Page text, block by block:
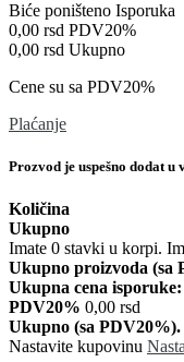
Biće poništeno Isporuka
0,00 rsd PDV20%
0,00 rsd Ukupno
Cene su sa PDV20%
Plaćanje
Prozvod je uspešno dodat u
Količina
Ukupno
Imate 0 stavki u korpi.
Ukupno proizvoda (sa
Ukupna cena
PDV20% 0,00 rsd
Ukupno (sa PDV20%).
Nastavite kupovinu